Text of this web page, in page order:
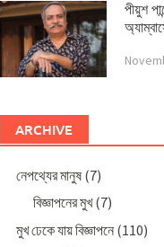
পীয়ুশ
ARCHIVE
নেপথ্যের মানুষ(7)
বিজ্ঞাপনের মুখ(7)
মুখ ঢেকে যায় বিজ্ঞাপনে(110)